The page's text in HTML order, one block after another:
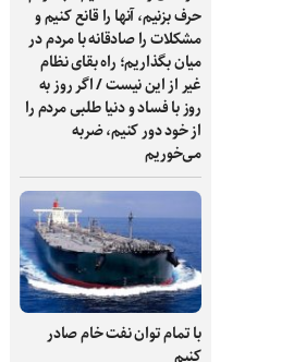
حرف بزنیم، آنها را قانع کنیم و
مشکلات را صادقانه با مردم در
میان بگذاریم؛ راه بقای نظام
غیر از این نیست / اگر روز به
روز با فساد و دنیا طلبی مردم را
از خود دور کنیم، ضربه
می‌خوریم
با تمام توان نفت خام صادر
کنیم